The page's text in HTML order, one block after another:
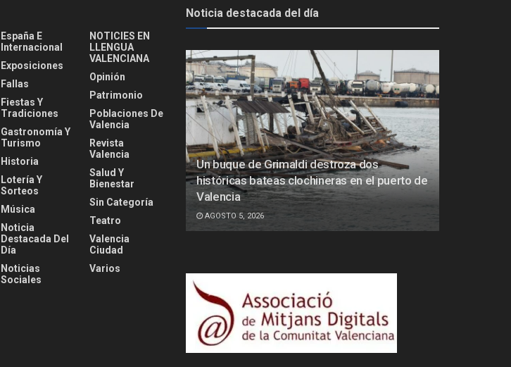
España E
Internacional
Exposiciones
Fallas
Fiestas Y
Tradiciones
Gastronomía Y
Turismo
Historia
Lotería Y
Sorteos
Música
Noticia
Destacada Del
Día
Noticias
Sociales
NOTICIES EN
LLENGUA
VALENCIANA
Opinión
Patrimonio
Poblaciones De
Valencia
Revista
Valencia
Salud Y
Bienestar
Sin Categoría
Teatro
Valencia
Ciudad
Varios
Noticia destacada del día
Un buque de Grimaldi destroza dos
históricas bateas clochineras en el puerto de
Valencia
AGOSTO 5, 2026